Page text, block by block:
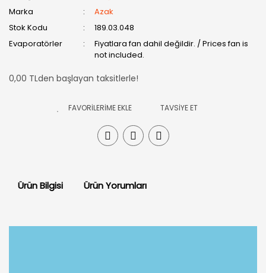
Marka
Azak
Stok Kodu
189.03.048
Evaporatörler
Fiyatlara fan dahil değildir. / Prices fan is
not included.
0,00 TLden başlayan taksitlerle!
TAVSİYE ET
Ürün Bilgisi Ürün Yorumları